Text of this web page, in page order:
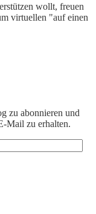
wollt, freuen
virtuellen "auf einen
zu abonnieren und
Mail zu erhalten.